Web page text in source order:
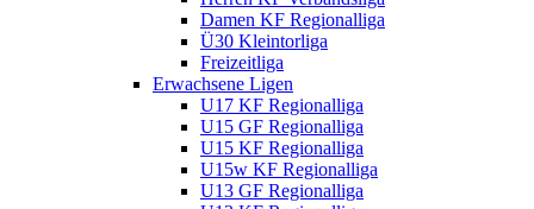
Damen KF Regionalliga
Ü30 Kleintorliga
Freizeitliga
Erwachsene Ligen
U17 KF Regionalliga
U15 GF Regionalliga
U15 KF Regionalliga
U15w KF Regionalliga
U13 GF Regionalliga